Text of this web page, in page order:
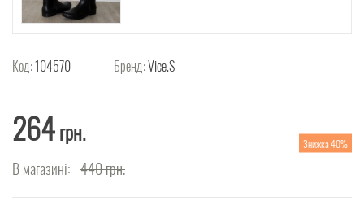
Код:104570 Бренд:Vice.S
264грн.
В магазині: 440грн.
Знижка 40%